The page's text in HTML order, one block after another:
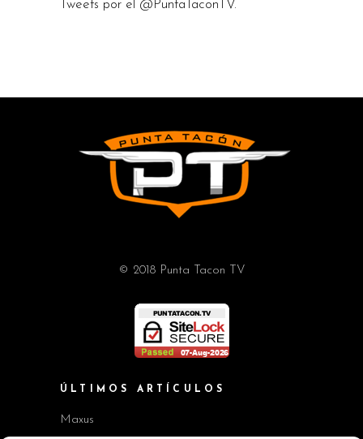
Tweets por el @PuntaTaconTV.
© 2018 Punta Tacon TV
ÚLTIMOS ARTÍCULOS
Maxus